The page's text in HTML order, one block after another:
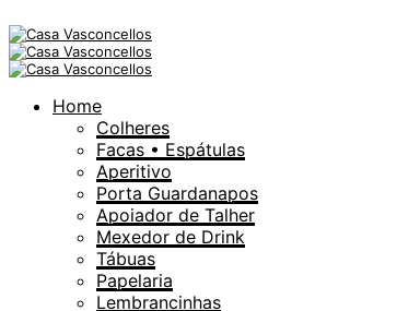
Home
Colheres
Facas • Espátulas
Aperitivo
Porta Guardanapos
Apoiador de Talher
Mexedor de Drink
Tábuas
Papelaria
Lembrancinhas